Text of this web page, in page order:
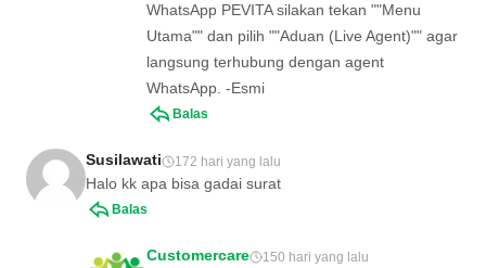
WhatsApp PEVITA silakan tekan ""Menu
Utama"" dan pilih ""Aduan (Live Agent)"" agar
langsung terhubung dengan agent
WhatsApp. -Esmi
Balas
Susilawati 172 hari yang lalu
Halo kk apa bisa gadai surat
Balas
Customercare 150 hari yang lalu